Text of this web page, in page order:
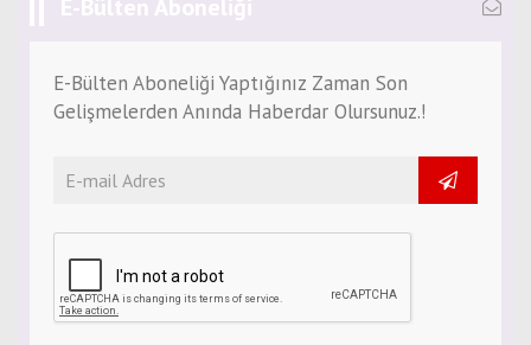
E-Bülten Aboneliği
E-Bülten Aboneliği Yaptığınız Zaman Son
Gelişmelerden Anında Haberdar Olursunuz.!